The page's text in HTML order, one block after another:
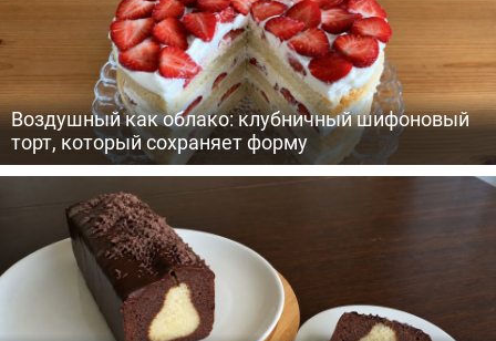
Воздушный как облако: клубничный шифоновый
торт, который сохраняет форму